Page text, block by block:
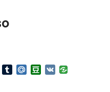
TumblrMail.RuDouban
VK